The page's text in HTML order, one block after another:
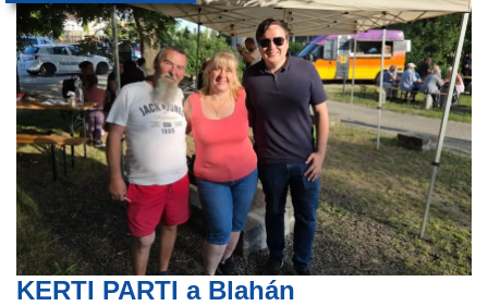
KERTI PARTI a Blahán